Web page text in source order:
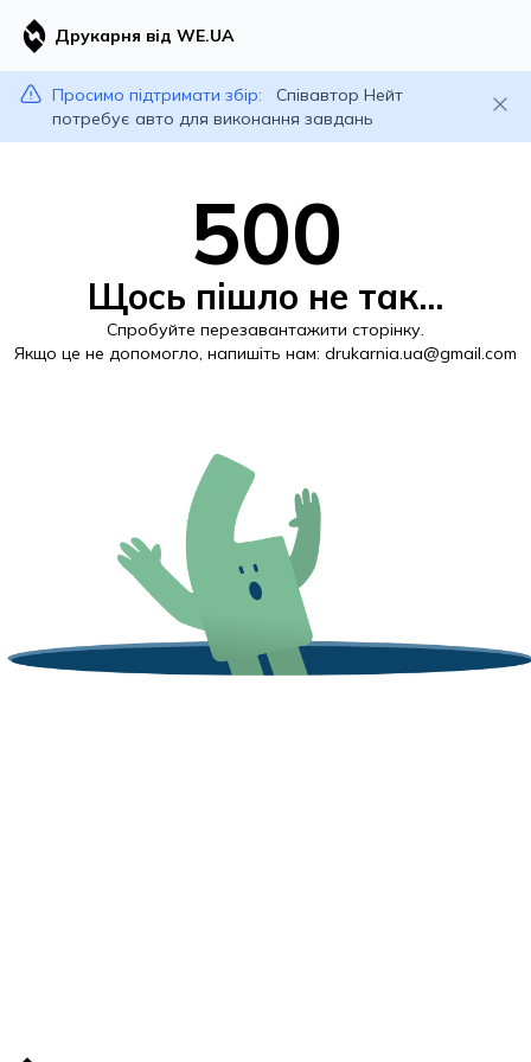
Друкарня від WE.UA
Просимо підтримати збір:
Співавтор Нейт
потребує авто для виконання завдань
500
Щось пішло не так...
Спробуйте перезавантажити сторінку.
Якщо це не допомогло, напишіть нам: drukarnia.ua@gmail.com